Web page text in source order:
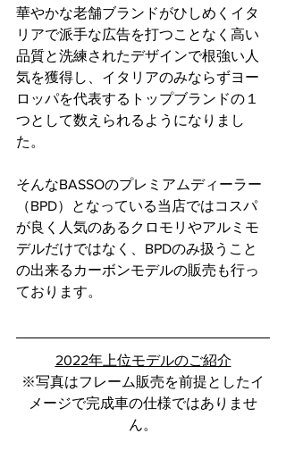
華やかな老舗ブランドがひしめくイタ
リアで派手な広告を打つことなく高い
品質と洗練されたデザインで根強い人
気を獲得し、イタリアのみならずヨー
ロッパを代表するトップブランドの１
つとして数えられるようになりまし
た。
そんなBASSOのプレミアムディーラー
（BPD）となっている当店ではコスパ
が良く人気のあるクロモリやアルミモ
デルだけではなく、BPDのみ扱うこと
の出来るカーボンモデルの販売も行っ
ております。
2022年上位モデルのご紹介
※写真はフレーム販売を前提としたイ
メージで完成車の仕様ではありませ
ん。